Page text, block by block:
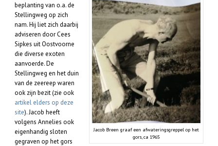
Jacob Breen graaf een afwateringsgreppel op het
gors, ca 1965
beplanting van o.a. de
Stellingweg op zich
nam. Hij liet zich daarbij
adviseren door Cees
Sipkes uit Oostvoorne
die diverse exoten
aanvoerde. De
Stellingweg en het duin
van de zeereep waren
ook zijn bezit (zie ook
artikel elders op deze
site). Jacob heeft
volgens Annelies ook
eigenhandig sloten
gegraven op het gors